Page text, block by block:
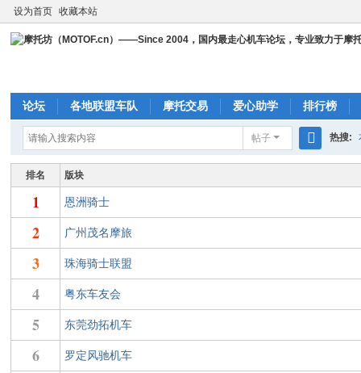
设为首页 收藏本站
论坛 各地联盟车队 摩托交易 爱心助学 排行榜
帖子
搜
索
热搜:
排名 版块
1 恩洲骑士
2 广州茂名摩旅
3 珠海骑士联盟
4 粤东车友会
5 东莞劲拓机车
6 罗定风驰机车